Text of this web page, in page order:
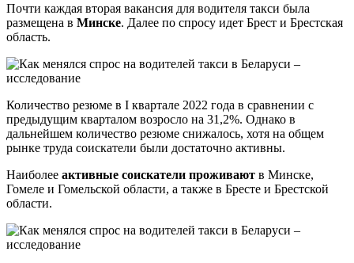
Почти каждая вторая вакансия для водителя такси была
размещена в Минске. Далее по спросу идет Брест и Брестская
область.
Количество резюме в I квартале 2022 года в сравнении с
предыдущим кварталом возросло на 31,2%. Однако в
дальнейшем количество резюме снижалось, хотя на общем
рынке труда соискатели были достаточно активны.
Наиболее активные соискатели проживают в Минске,
Гомеле и Гомельской области, а также в Бресте и Брестской
области.